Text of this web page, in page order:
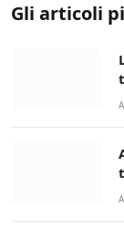
Gli articoli